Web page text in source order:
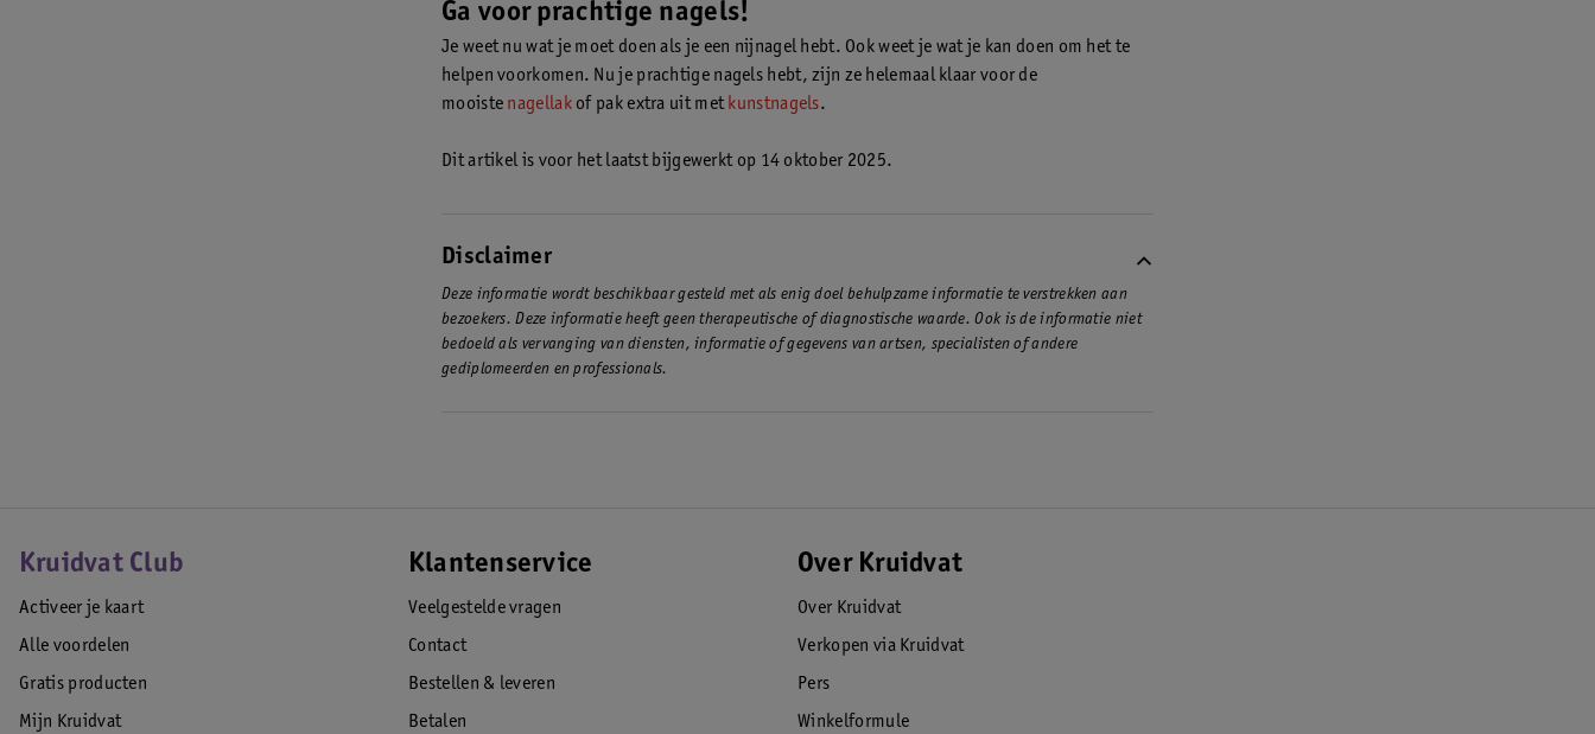
Ga voor prachtige nagels!
Je weet nu wat je moet doen als je een nijnagel hebt. Ook weet je wat je kan doen om het te
helpen voorkomen. Nu je prachtige nagels hebt, zijn ze helemaal klaar voor de
mooiste nagellak of pak extra uit met kunstnagels.
Dit artikel is voor het laatst bijgewerkt op 14 oktober 2025.
Disclaimer
Deze informatie wordt beschikbaar gesteld met als enig doel behulpzame informatie te verstrekken aan
bezoekers. Deze informatie heeft geen therapeutische of diagnostische waarde. Ook is de informatie niet
bedoeld als vervanging van diensten, informatie of gegevens van artsen, specialisten of andere
gediplomeerden en professionals.
Kruidvat Club
Activeer je kaart
Alle voordelen
Gratis producten
Mijn Kruidvat
Klantenservice
Veelgestelde vragen
Contact
Bestellen & leveren
Betalen
Over Kruidvat
Over Kruidvat
Verkopen via Kruidvat
Pers
Winkelformule